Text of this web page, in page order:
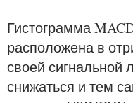
Гистограмма
расположена в
своей сигнальной
снижаться и тем